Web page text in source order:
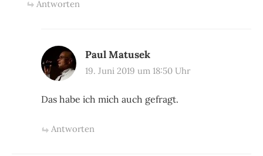
Antworten
Paul Matusek
19. Juni 2019 um 18:50 Uhr
Das habe ich mich auch gefragt.
Antworten